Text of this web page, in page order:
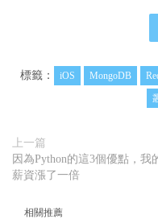
標籤： iOS MongoDB
上一篇
因為Python的這3個優點，我
薪資漲了一倍
相關推薦